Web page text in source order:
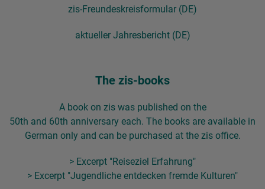
zis-Freundeskreisformular (DE)
aktueller Jahresbericht (DE)
The zis-books
A book on zis was published on the
50th and 60th anniversary each. The books are available in
German only and can be purchased at the zis office.
> Excerpt "Reiseziel Erfahrung"
> Excerpt "Jugendliche entdecken fremde Kulturen"